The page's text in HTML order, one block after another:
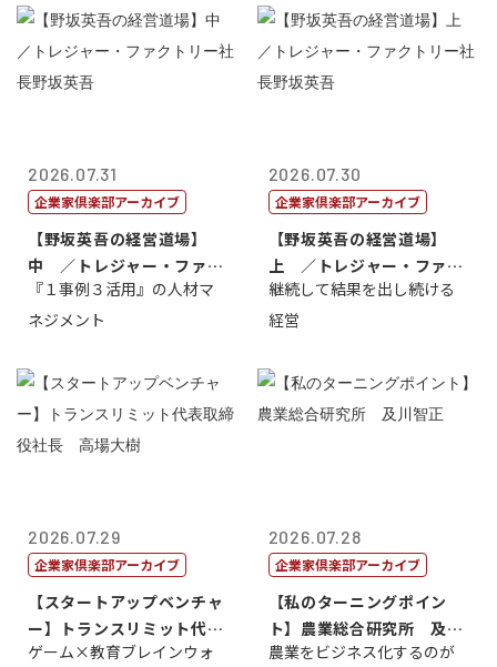
2026.07.31
企業家倶楽部アーカイブ
【野坂英吾の経営道場】
中 ／トレジャー・ファク
トリー社長野坂...
『１事例３活用』の人材マ
ネジメント
2026.07.30
企業家倶楽部アーカイブ
【野坂英吾の経営道場】
上 ／トレジャー・ファク
トリー社長野坂...
継続して結果を出し続ける
経営
2026.07.29
企業家倶楽部アーカイブ
【スタートアップベンチャ
ー】トランスリミット代表
取締役社長 ...
ゲーム×教育ブレインウォ
2026.07.28
企業家倶楽部アーカイブ
【私のターニングポイン
ト】農業総合研究所 及川
智正
農業をビジネス化するのが